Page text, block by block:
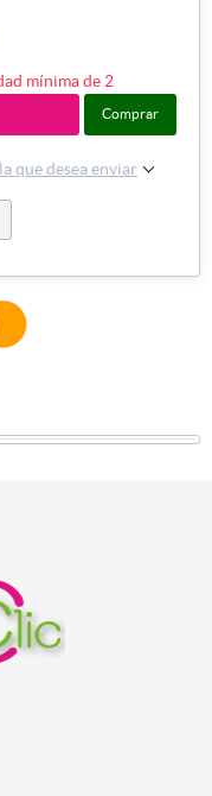
mínima de 2
Comprar
que desea enviar